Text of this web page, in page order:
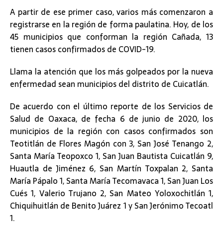
A partir de ese primer caso, varios más comenzaron a
registrarse en la región de forma paulatina. Hoy, de los
45 municipios que conforman la región Cañada, 13
tienen casos confirmados de COVID-19.
Llama la atención que los más golpeados por la nueva
enfermedad sean municipios del distrito de Cuicatlán.
De acuerdo con el último reporte de los Servicios de
Salud de Oaxaca, de fecha 6 de junio de 2020, los
municipios de la región con casos confirmados son
Teotitlán de Flores Magón con 3, San José Tenango 2,
Santa María Teopoxco 1, San Juan Bautista Cuicatlán 9,
Huautla de Jiménez 6, San Martín Toxpalan 2, Santa
María Pápalo 1, Santa María Tecomavaca 1, San Juan Los
Cués 1, Valerio Trujano 2, San Mateo Yoloxochitlán 1,
Chiquihuitlán de Benito Juárez 1 y San Jerónimo Tecoatl
1.